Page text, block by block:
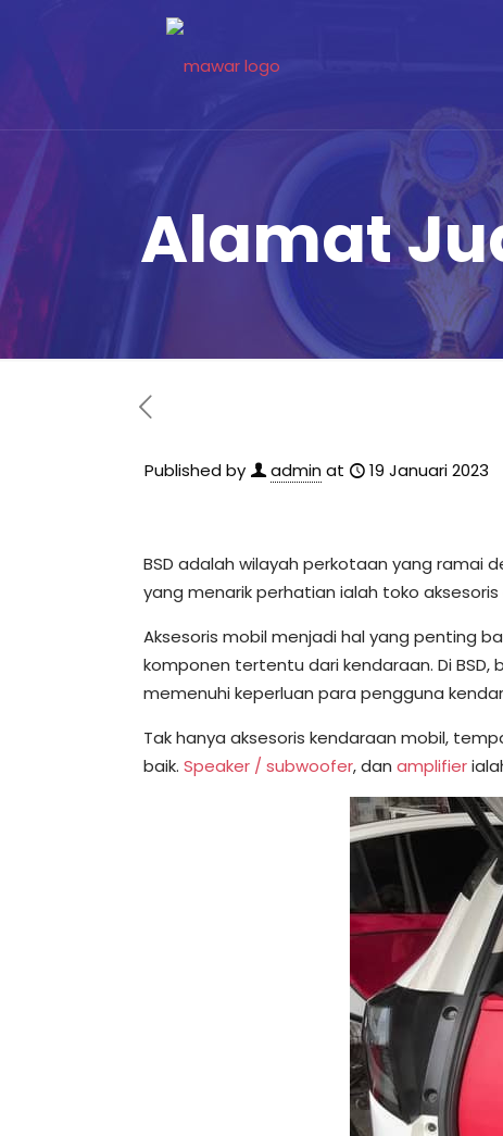
Alamat
Published by adminat 19 Januari 2023
BSD adalah wilayah perkotaan yang ramai
yang menarik perhatian ialah toko
Aksesoris mobil menjadi hal yang penting
komponen tertentu dari kendaraan. Di
memenuhi keperluan para pengguna
Tak hanya aksesoris kendaraan mobil,
baik.Speaker / subwoofer, danamplifier